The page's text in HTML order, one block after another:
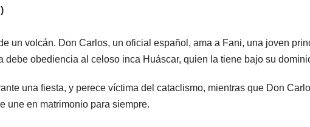
un volcán. Don Carlos, un oficial español, ama a Fani, una joven
debe obediencia al celoso inca Huáscar, quien la tiene bajo su
una fiesta, y perece víctima del cataclismo, mientras que Don
une en matrimonio para siempre.